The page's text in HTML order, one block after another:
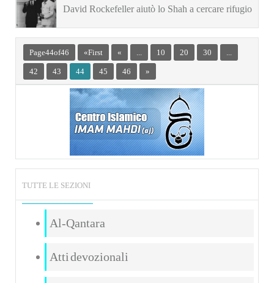
David Rockefeller aiutò lo Shah a cercare rifugio
in America Latina
Page 44 of 46 « First « ... 10 20 30 ...
42 43 44 45 46 »
TUTTE LE SEZIONI
Al-Qantara
Atti devozionali